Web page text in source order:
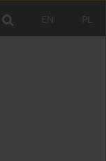
PL
EN